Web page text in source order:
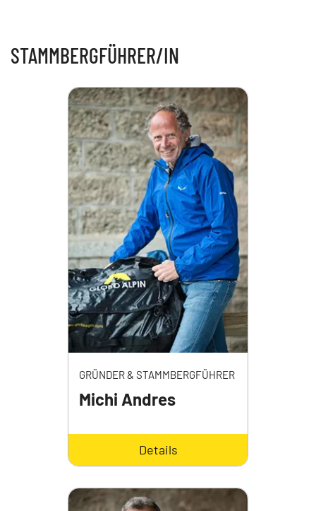
STAMMBERGFÜHRER/IN
GRÜNDER & STAMMBERGFÜHRER
Michi Andres
Details